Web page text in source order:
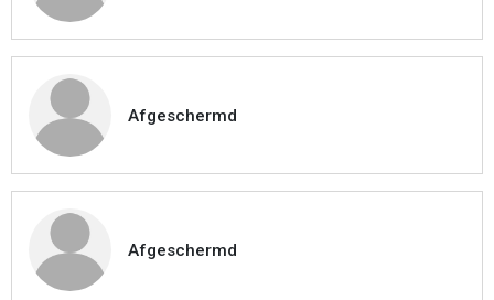
Afgeschermd
Afgeschermd